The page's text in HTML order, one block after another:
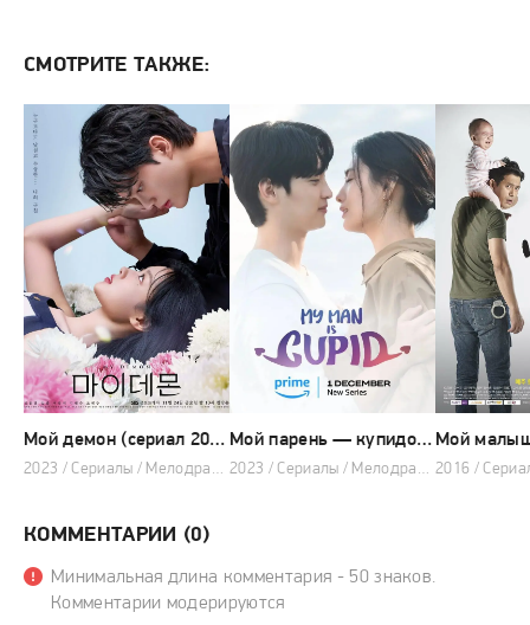
СМОТРИТЕ ТАКЖЕ:
Мой демон (сериал 2023 – 2024)
2023 / Сериалы / Мелодрама / Фэнтези / Комедия
Мой парень — купидон (сериал 2023 – 2024)
2023 / Сериалы / Мелодрама / Фэнтези / Комедия
КОММЕНТАРИИ (0)
Минимальная длина комментария - 50 знаков.
Комментарии модерируются